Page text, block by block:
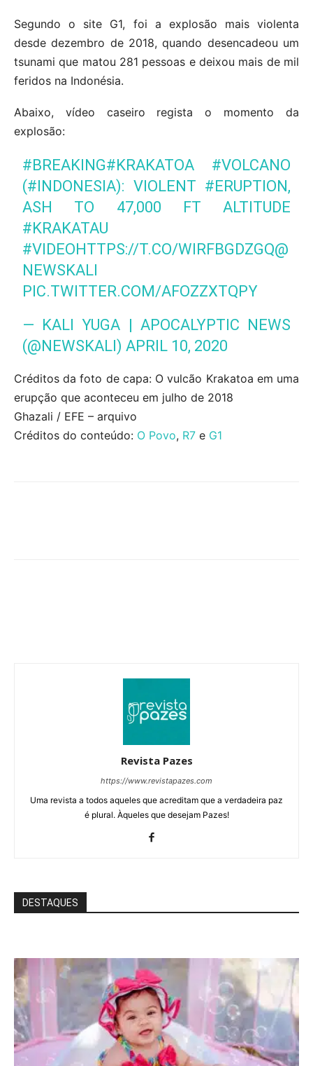
Segundo o site G1, foi a explosão mais violenta
desde dezembro de 2018, quando desencadeou um
tsunami que matou 281 pessoas e deixou mais de mil
feridos na Indonésia.
Abaixo, vídeo caseiro regista o momento da
explosão:
#BREAKING#KRAKATOA
#VOLCANO
(#INDONESIA): VIOLENT #ERUPTION,
ASH TO 47,000 FT ALTITUDE
#KRAKATAU
#VIDEOHTTPS://T.CO/WIRFBGDZGQ@
NEWSKALI
PIC.TWITTER.COM/AFOZZXTQPY
— KALI YUGA | APOCALYPTIC NEWS
(@NEWSKALI)APRIL 10, 2020
Créditos da foto de capa: O vulcão Krakatoa em uma
erupção que aconteceu em julho de 2018
Ghazali / EFE – arquivo
Créditos do conteúdo: O Povo, R7 e G1
Revista Pazes
https://www.revistapazes.com
Uma revista a todos aqueles que acreditam que a verdadeira paz
é plural. Àqueles que desejam Pazes!
DESTAQUES